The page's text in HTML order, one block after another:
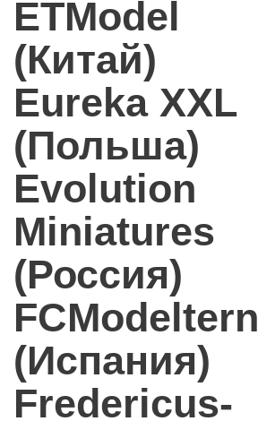
ETModel
(Китай)
Eureka XXL
(Польша)
Evolution
Miniatures
(Россия)
(Испания)
Fredericus-